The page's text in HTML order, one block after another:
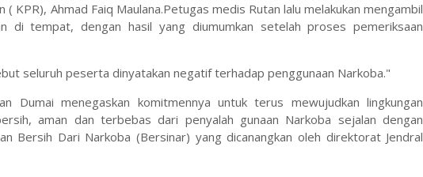
( KPR), Ahmad Faiq Maulana.Petugas medis Rutan lalu melakukan mengambil
di tempat, dengan hasil yang diumumkan setelah proses pemeriksaan
seluruh peserta dinyatakan negatif terhadap penggunaan Narkoba."
Dumai menegaskan komitmennya untuk terus mewujudkan lingkungan
aman dan terbebas dari penyalah gunaan Narkoba sejalan dengan
Bersih Dari Narkoba (Bersinar) yang dicanangkan oleh direktorat Jendral